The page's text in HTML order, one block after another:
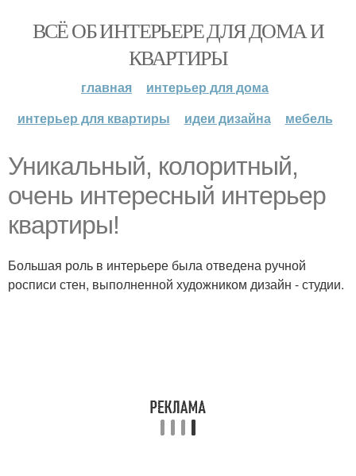
ВСЁ ОБ ИНТЕРЬЕРЕ ДЛЯ ДОМА И
КВАРТИРЫ
главная
интерьер для дома
интерьер для квартиры
идеи дизайна мебель
Уникальный, колоритный,
очень интересный интерьер
квартиры!
Большая роль в интерьере была отведена ручной
росписи стен, выполненной художником дизайн - студии.